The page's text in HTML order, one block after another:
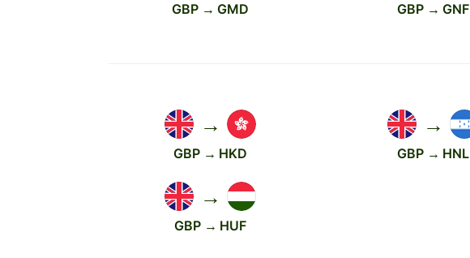
GBP → GMD GBP → GNF
→
GBP → HKD
→
GBP → HNL
→
GBP → HUF